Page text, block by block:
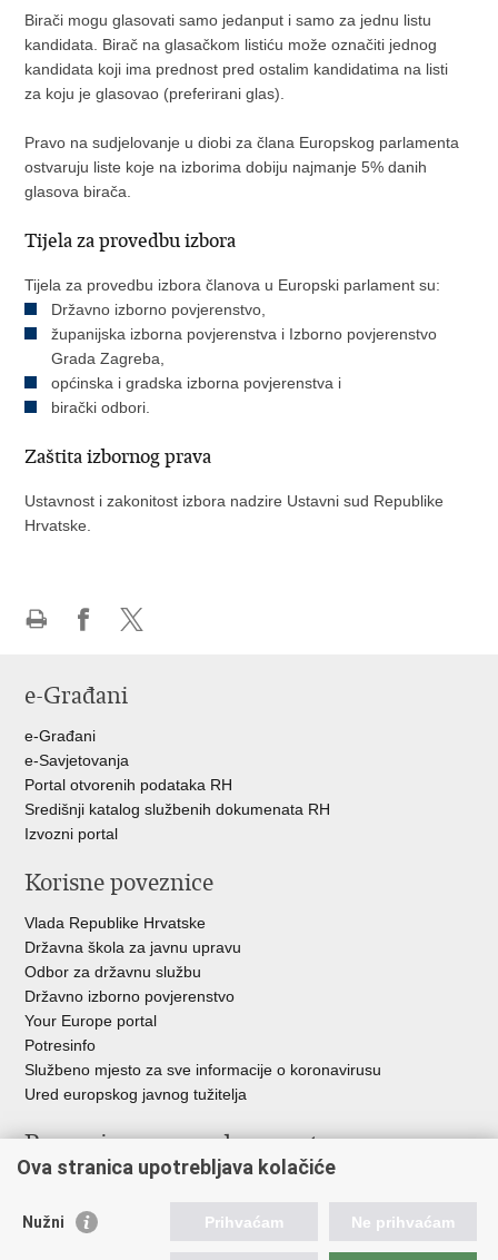
Birači mogu glasovati samo jedanput i samo za jednu listu
kandidata. Birač na glasačkom listiću može označiti jednog
kandidata koji ima prednost pred ostalim kandidatima na listi
za koju je glasovao (preferirani glas).
Pravo na sudjelovanje u diobi za člana Europskog parlamenta
ostvaruju liste koje na izborima dobiju najmanje 5% danih
glasova birača.
Tijela za provedbu izbora
Tijela za provedbu izbora članova u Europski parlament su:
Državno izborno povjerenstvo,
županijska izborna povjerenstva i Izborno povjerenstvo
Grada Zagreba,
općinska i gradska izborna povjerenstva i
birački odbori.
Zaštita izbornog prava
Ustavnost i zakonitost izbora nadzire Ustavni sud Republike
Hrvatske.
FacebookuTwitteru
e-Građani
e-Građani
e-Savjetovanja
Portal otvorenih podataka RH
Središnji katalog službenih dokumenata RH
Izvozni portal
Korisne poveznice
Vlada Republike Hrvatske
Državna škola za javnu upravu
Odbor za državnu službu
Državno izborno povjerenstvo
Your Europe portal
Potresinfo
Službeno mjesto za sve informacije o koronavirusu
Ured europskog javnog tužitelja
Poveznice pravosudnog sustava
Državno odvjetništvo
Ured za suzbijanje korupcije i organiziranog kriminaliteta
Ova stranica upotrebljava kolačiće
Nužni Prihvaćam Ne prihvaćam